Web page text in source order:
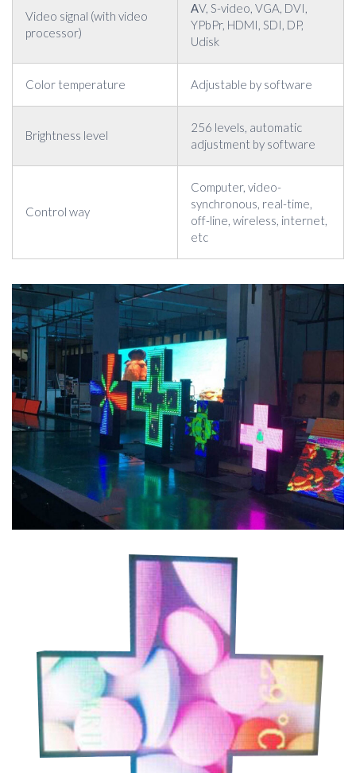
Video signal (with video
processor)
ΑV, S-video, VGA, DVI,
YPbPr, HDMI, SDI, DP,
Udisk
Color temperature Adjustable by software
Brightness level
256 levels, automatic
adjustment by software
Control way
Computer, video-
synchronous, real-time,
off-line, wireless, internet,
etc